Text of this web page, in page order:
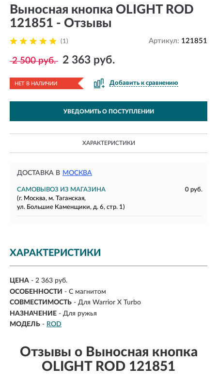
Выносная кнопка OLIGHT ROD
121851 - Отзывы
(1) Артикул: 121851
2 500 руб. 2 363 руб.
НЕТ В НАЛИЧИИ Добавить к сравнению
УВЕДОМИТЬ О ПОСТУПЛЕНИИ
ХАРАКТЕРИСТИКИ
ДОСТАВКА В МОСКВА
САМОВЫВОЗ ИЗ МАГАЗИНА
0 руб.
(г. Москва, м. Таганская,
ул. Большие Каменщики, д. 6, стр. 1)
ХАРАКТЕРИСТИКИ
ЦЕНА - 2 363 руб.
ОСОБЕННОСТИ - С магнитом
СОВМЕСТИМОСТЬ - Для Warrior X Turbo
НАЗНАЧЕНИЕ - Для ружья
МОДЕЛЬ - ROD
Отзывы о Выносная кнопка
OLIGHT ROD 121851